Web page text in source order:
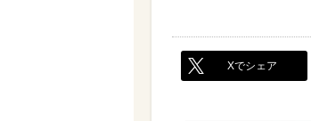
Xでシェア